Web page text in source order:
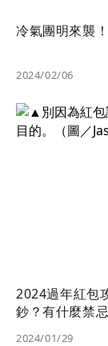
冷氣團明來襲
2024/02/06
2024過年紅包
鈔？有什麼禁
2024/01/29